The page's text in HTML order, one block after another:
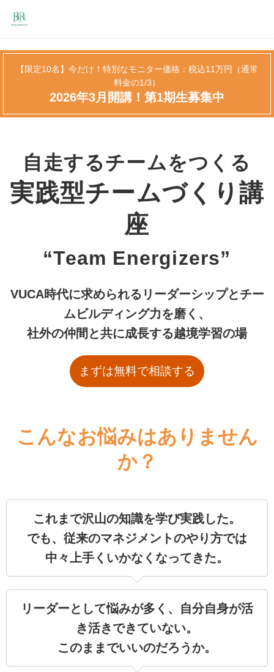
【限定10名】今だけ！特別なモニター価格：税込11万円（通常
料金の1/3）
2026年3月開講！第1期生募集中
自走するチームをつくる
実践型チームづくり講
座
“Team Energizers”
VUCA時代に求められる リーダーシップとチー
ムビルディング力を磨く、
社外の仲間と共に成長する越境学習の場
まずは無料で相談する
こんなお悩みはありません
か？
これまで沢山の知識を学び実践した。
でも、従来のマネジメントのやり方では
中々上手くいかなくなってきた。
リーダーとして悩みが多く、自分自身が活
き活きできていない。
このままでいいのだろうか。